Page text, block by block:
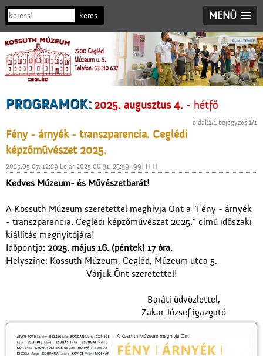
MENÜ
PROGRAMOK:2025. augusztus 4. - hétfő
oldal:1/1 bejegyzés:1/1
Fény - árnyék - transzparencia. Ceglédi
képzőművészet 2025.
2025.05.07. 12:29 Lejár 2025.08.31. 23:59 [99] [TT]
Kedves Múzeum- és Művészetbarát!
A Kossuth Múzeum szeretettel meghívja Önt a "Fény - árnyék
- transzparencia. Ceglédi képzőművészet 2025." című időszaki
kiállítás megnyitójára!
Időpontja: 2025. május 16. (péntek) 17 óra.
Helyszíne: Kossuth Múzeum, Cegléd, Múzeum utca 5.
Várjuk Önt szeretettel!
Baráti üdvözlettel,
Zakar József igazgató